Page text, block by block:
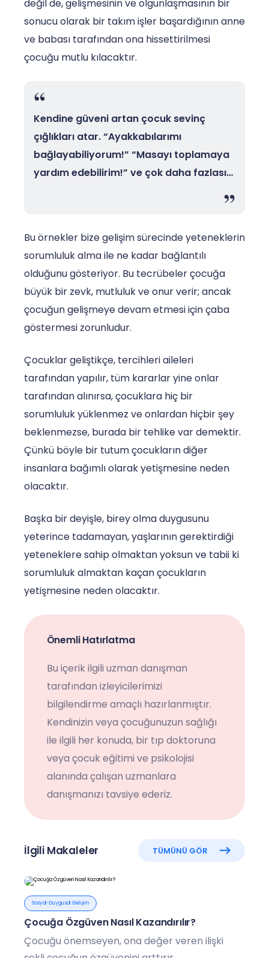
değil de, gelişmesinin ve olgunlaşmasının bir
sonucu olarak bir takım işler başardığının anne
ve babası tarafından ona hissettirilmesi
çocuğu mutlu kılacaktır.
Kendine güveni artan çocuk sevinç
çığlıkları atar. “Ayakkabılarımı
bağlayabiliyorum!” “Masayı toplamaya
yardım edebilirim!” ve çok daha fazlası…
Bu örnekler bize gelişim sürecinde yeteneklerin
sorumluluk alma ile ne kadar bağlantılı
olduğunu gösteriyor. Bu tecrübeler çocuğa
büyük bir zevk, mutluluk ve onur verir; ancak
çocuğun gelişmeye devam etmesi için çaba
göstermesi zorunludur.
Çocuklar geliştikçe, tercihleri aileleri
tarafından yapılır, tüm kararlar yine onlar
tarafından alınırsa, çocuklara hiç bir
sorumluluk yüklenmez ve onlardan hiçbir şey
beklenmezse, burada bir tehlike var demektir.
Çünkü böyle bir tutum çocukların diğer
insanlara bağımlı olarak yetişmesine neden
olacaktır.
Başka bir deyişle, birey olma duygusunu
yeterince tadamayan, yaşlarının gerektirdiği
yeteneklere sahip olmaktan yoksun ve tabii ki
sorumluluk almaktan kaçan çocukların
yetişmesine neden olacaktır.
Önemli Hatırlatma
Bu içerik ilgili uzman danışman
tarafından izleyicilerimizi
bilgilendirme amaçlı hazırlanmıştır.
Kendinizin veya çocuğunuzun sağlığı
ile ilgili her konuda, bir tıp doktoruna
veya çocuk eğitimi ve psikolojisi
alanında çalışan uzmanlara
danışmanızı tavsiye ederiz.
İlgili Makaleler TÜMÜNÜ GÖR
Sosyal-Duygusal Gelişim
Çocuğa Özgüven Nasıl Kazandırılır?
Çocuğu önemseyen, ona değer veren ilişki